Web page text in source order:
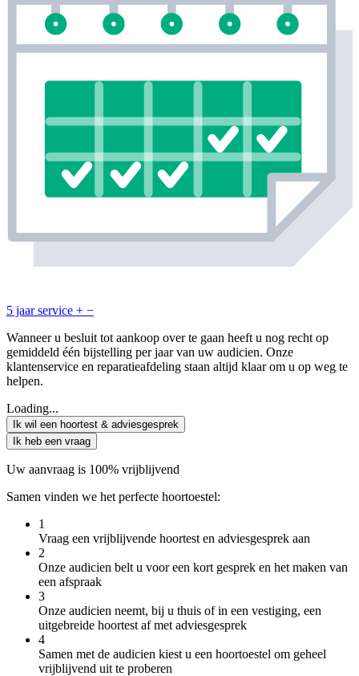
5 jaar service + −
Wanneer u besluit tot aankoop over te gaan heeft u nog recht op
gemiddeld één bijstelling per jaar van uw audicien. Onze
klantenservice en reparatieafdeling staan altijd klaar om u op weg te
helpen.
Loading...
Ik wil een hoortest & adviesgesprek
Ik heb een vraag
Uw aanvraag is 100% vrijblijvend
Samen vinden we het perfecte hoortoestel:
1
Vraag een vrijblijvende hoortest en adviesgesprek aan
2
Onze audicien belt u voor een kort gesprek en het maken van
een afspraak
3
Onze audicien neemt, bij u thuis of in een vestiging, een
uitgebreide hoortest af met adviesgesprek
4
Samen met de audicien kiest u een hoortoestel om geheel
vrijblijvend uit te proberen